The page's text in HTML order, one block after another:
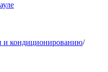
и кондиционированию/